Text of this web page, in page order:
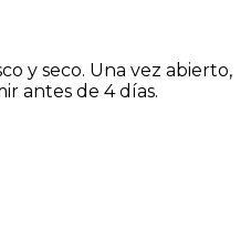
y seco. Una vez abierto,
antes de 4 días.